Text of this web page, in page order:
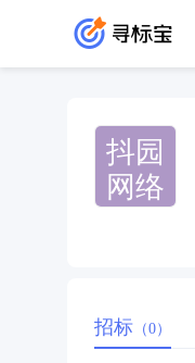
抖园
网络
招标 （0）